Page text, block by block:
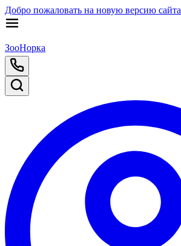
Добро пожаловать на новую версию сайта
ЗооНорка